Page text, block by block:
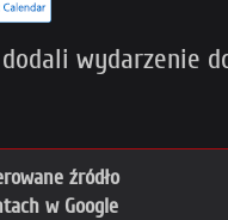
wydarzenie
źródło
w Google